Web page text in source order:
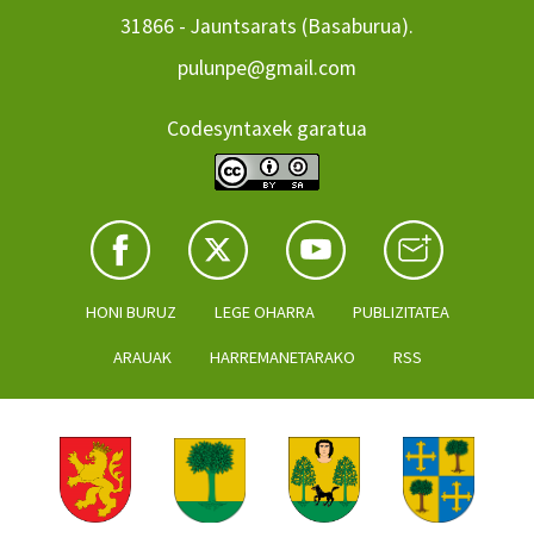
31866 - Jauntsarats (Basaburua).
pulunpe@gmail.com
Codesyntaxek garatua
HONI BURUZ LEGE OHARRA PUBLIZITATEA
ARAUAK HARREMANETARAKO RSS